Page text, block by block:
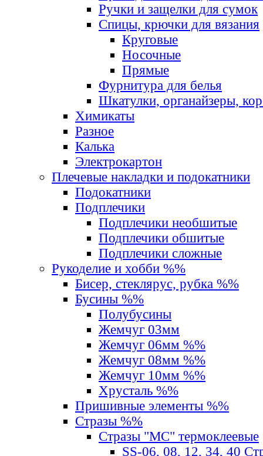
Ручки и защелки для сумок
Спицы, крючки для вязания
Круговые
Носочные
Прямые
Фурнитура для белья
Шкатулки, органайзеры,
Химикаты
Разное
Калька
Электрокартон
Плечевые накладки и подокатники
Подокатники
Подплечики
Подплечики необшитые
Подплечики обшитые
Подплечики сложные
Рукоделие и хобби %%
Бисер, стеклярус, рубка %%
Бусины %%
Полубусины
Жемчуг 03мм
Жемчуг 06мм %%
Жемчуг 08мм %%
Жемчуг 10мм %%
Хрусталь %%
Пришивные элементы %%
Стразы %%
Стразы "MС" термоклеевые
SS-06, 08, 12, 34, 40